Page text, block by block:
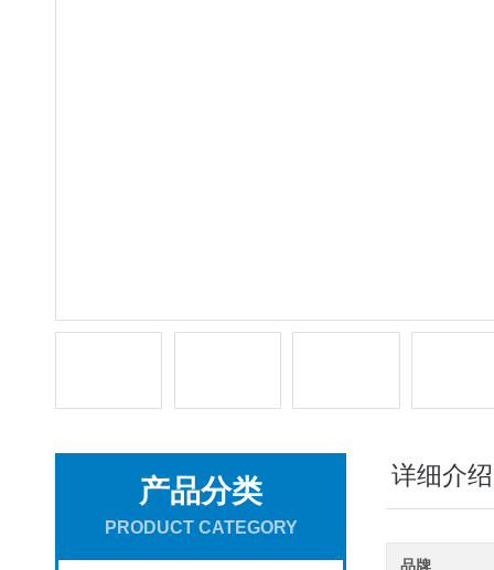
产品分类
PRODUCT CATEGORY
详细介绍
品牌